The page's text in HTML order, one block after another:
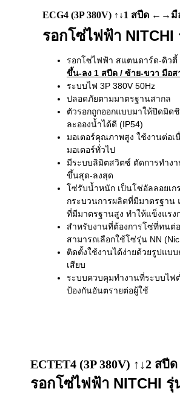
ECG4 (3P 380V) ↑↓1 สปีด ←→
รอกโซ่ไฟฟ้า NITCHI
รอกโซ่ไฟฟ้า สแตนดาร์ด-ดิวตี้
ขึ้น-ลง 1 สปีด / ซ้าย-ขวา มือส
ระบบไฟ 3P 380V 50Hz
ปลอดภัยตามมาตรฐานสากล
ตัวรอกถูกออกแบบมาให้ปิดมิด
ละอองน้ำได้ดี (IP54)
มอเตอร์คุณภาพสูง ใช้งานต่อเ
มอเตอร์ทั่วไป
มีระบบลิมิตสวิตซ์ ตัดการทำงา
ขึ้นสุด-ลงสุด
โซ่รับน้ำหนัก เป็นโซ่อัลลอยเก
กระบวนการผลิตที่มีมาตรฐาน
ที่มีมาตรฐานสูง ทำให้แข็งแรง
สำหรับงานที่ต้องการโซ่ที่ทนต่
สามารถเลือกใช้โซ่รุ่น NN
ติดตั้งใช้งานได้ง่ายด้วยรูปแบ
เสียบ
ระบบควบคุมทำงานที่ระบบไฟต่
ป้องกันอันตรายต่อผู้ใช้
ECTET4 (3P 380V) ↑↓2 ส
รอกโซ่ไฟฟ้า NITCHI รุ่